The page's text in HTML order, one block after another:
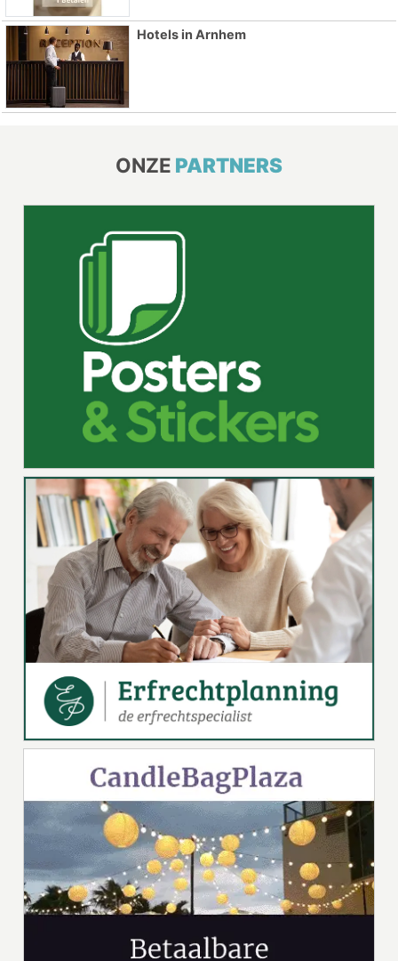
Hotels in Arnhem
ONZE PARTNERS